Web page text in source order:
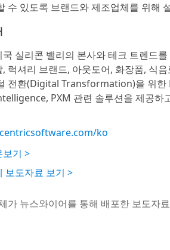
수 있도록 브랜드와 제조업체를 위해
실리콘 밸리의 본사와 테크 트렌드
럭셔리 브랜드, 아웃도어, 화장품, 식
전환(Digital Transformation)을 위
PXM 관련 솔루션을 제공하
ko
보기 >
보도자료 보기 >
가 뉴스와이어를 통해 배포한 보도자